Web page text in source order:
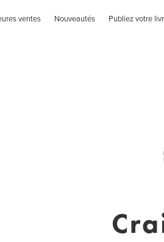
ventes Nouveautés Publiez votre